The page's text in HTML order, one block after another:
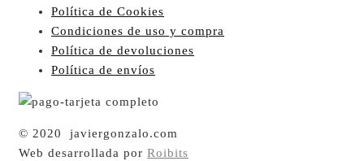
Política de Cookies
Condiciones de uso y compra
Política de devoluciones
Política de envíos
© 2020 javiergonzalo.com
Web desarrollada por Roibits